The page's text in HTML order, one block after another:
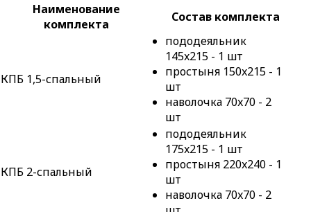
Наименование
комплекта
Состав комплекта
КПБ 1,5-спальный
пододеяльник
145x215 - 1 шт
простыня 150x215 - 1
шт
наволочка 70x70 - 2
шт
КПБ 2-спальный
пододеяльник
175x215 - 1 шт
простыня 220x240 - 1
шт
наволочка 70x70 - 2